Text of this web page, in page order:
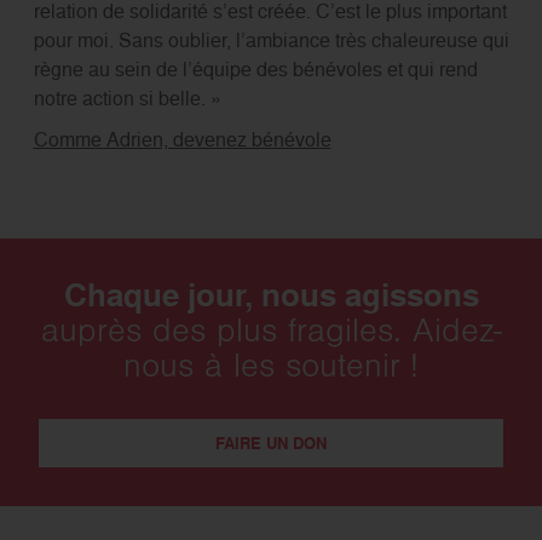
relation de solidarité s’est créée. C’est le plus important
pour moi. Sans oublier, l’ambiance très chaleureuse qui
règne au sein de l’équipe des bénévoles et qui rend
notre action si belle. »
Comme Adrien, devenez bénévole
Chaque jour, nous agissons
auprès des plus fragiles. Aidez-
nous à les soutenir !
FAIRE UN DON